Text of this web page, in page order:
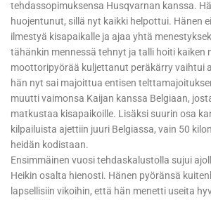
tehdassopimuksensa Husqvarnan kanssa.
huojentunut, sillä nyt kaikki helpottui. Hänen
ilmestyä kisapaikalle ja ajaa yhtä
tähänkin mennessä tehnyt ja talli hoiti kaiken
moottoripyörää kuljettanut peräkärry vaihtui
hän nyt sai majoittua entisen
muutti vaimonsa Kaijan kanssa Belgiaan,
matkustaa kisapaikoille. Lisäksi suurin osa
kilpailuista ajettiin juuri Belgiassa, vain 50
heidän kodistaan.
Ensimmäinen vuosi tehdaskalustolla sujui
Heikin osalta hienosti. Hänen pyöränsä
lapsellisiin vikoihin, että hän menetti useita